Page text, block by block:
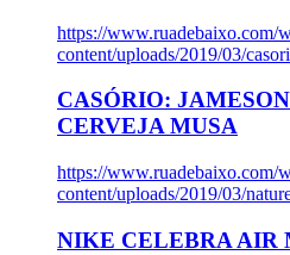
https://www.ruadebaixo.com/
content/uploads/2019/03/
CASÓRIO:
CERVEJA MUSA
https://www.ruadebaixo.com/
content/uploads/2019/03/
NIKE CELEBRA AIR